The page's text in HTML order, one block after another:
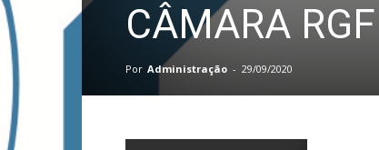
CÂMARA
Por Administração - 29/09/2020